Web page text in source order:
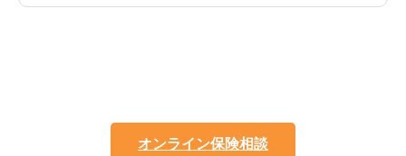
オンライン保険相談